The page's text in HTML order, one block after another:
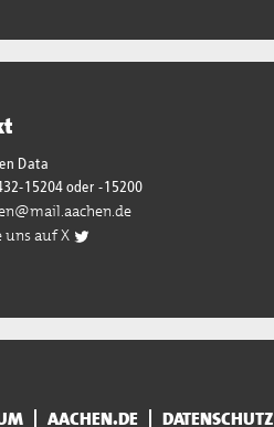
Data
15204 oder -15200
uns auf X
AACHEN.DE DATENSCHUTZ